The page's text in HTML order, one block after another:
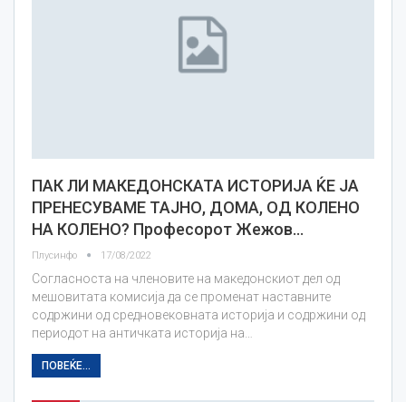
ПАК ЛИ МАКЕДОНСКАТА ИСТОРИЈА ЌЕ ЈА
ПРЕНЕСУВАМЕ ТАЈНО, ДОМА, ОД КОЛЕНО
НА КОЛЕНО? Професорот Жежов…
Плусинфо 17/08/2022
Согласноста на членовите на македонскиот дел од
мешовитата комисија да се променат наставните
содржини од средновековната историја и содржини од
периодот на античката историја на…
ПОВЕЌЕ...